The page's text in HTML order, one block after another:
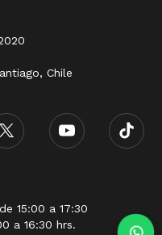
Chile
15:00 a 17:30
a 16:30 hrs.